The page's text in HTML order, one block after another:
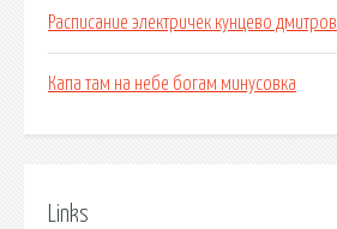
Расписание электричек кунцево дмитров
Капа там на небе богам минусовка
Links